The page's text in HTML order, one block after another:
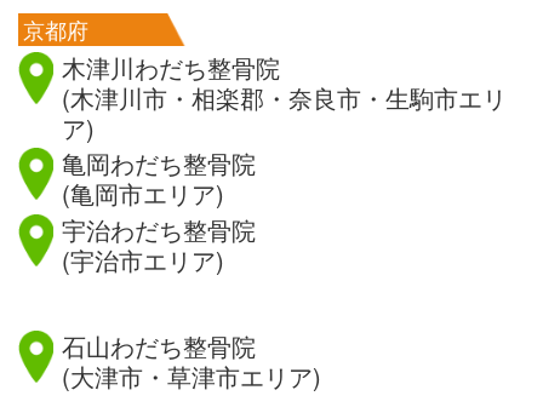
京都府
木津川わだち整骨院
(木津川市・相楽郡・奈良市・生駒市エリ
ア)
亀岡わだち整骨院
(亀岡市エリア)
宇治わだち整骨院
(宇治市エリア)
石山わだち整骨院
(大津市・草津市エリア)